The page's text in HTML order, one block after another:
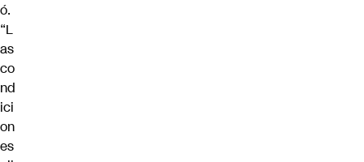
ó.
“L
as
co
nd
ici
on
es